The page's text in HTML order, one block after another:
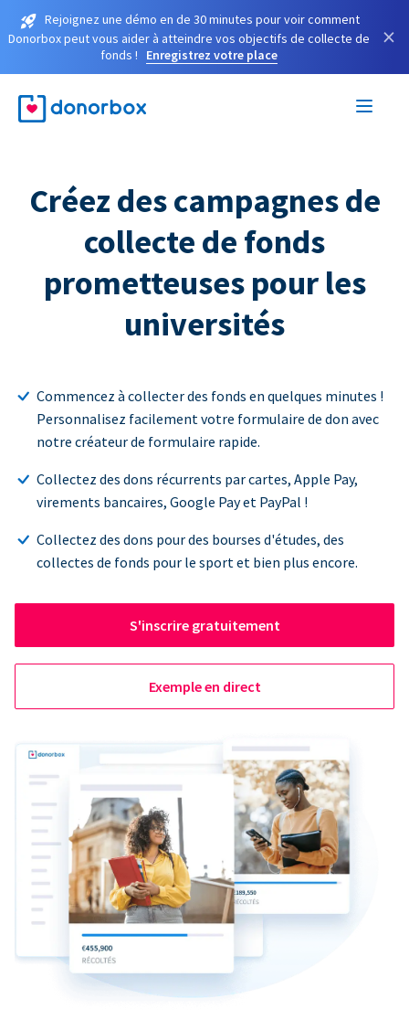
Rejoignez une démo en de 30 minutes pour voir comment
Donorbox peut vous aider à atteindre vos objectifs de collecte de
fonds !
Enregistrez votre place
×
Créez des campagnes de
collecte de fonds
prometteuses pour les
universités
Commencez à collecter des fonds en quelques minutes !
Personnalisez facilement votre formulaire de don avec
notre créateur de formulaire rapide.
Collectez des dons récurrents par cartes, Apple Pay,
virements bancaires, Google Pay et PayPal !
Collectez des dons pour des bourses d'études, des
collectes de fonds pour le sport et bien plus encore.
S'inscrire gratuitement
Exemple en direct